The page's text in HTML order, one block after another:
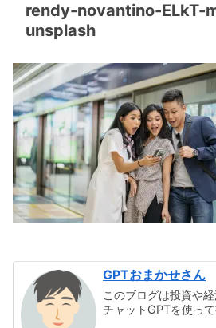
rendy-novantino-ELkT-
unsplash
GPTおまかせさん
このブログは投資や
チャットGPTを使って